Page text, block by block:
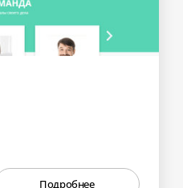
Подробнее